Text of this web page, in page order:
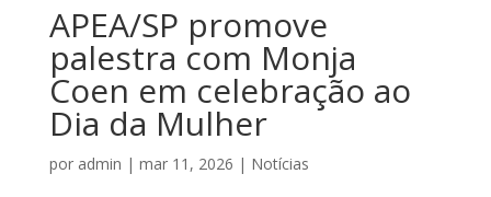
APEA/SP promove
palestra com Monja
Coen em celebração ao
Dia da Mulher
por admin | mar 11, 2026 | Notícias